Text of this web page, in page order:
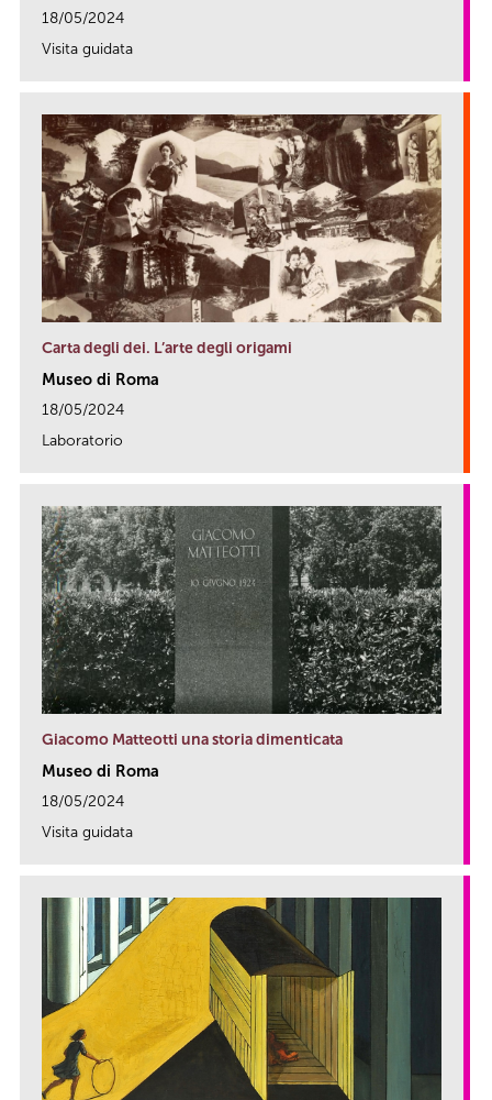
18/05/2024
Visita guidata
Carta degli dei. L’arte degli origami
Museo di Roma
18/05/2024
Laboratorio
Giacomo Matteotti una storia dimenticata
Museo di Roma
18/05/2024
Visita guidata